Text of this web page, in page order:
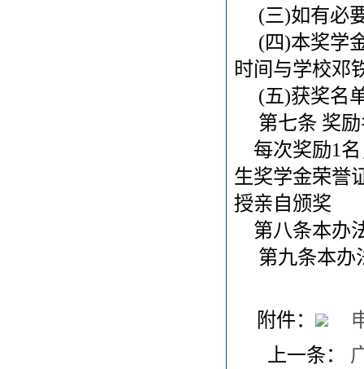
(三)如有必
(四)本奖学
时间与学校邓
(五)获奖名
第七条 奖励
每次奖励1名
生奖学金荣誉
授亲自颁奖
第八条本办
第九条本办
附件：
上一条：